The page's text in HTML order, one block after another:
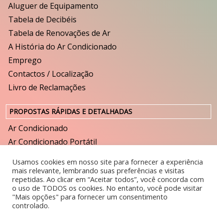
Aluguer de Equipamento
Tabela de Decibéis
Tabela de Renovações de Ar
A História do Ar Condicionado
Emprego
Contactos / Localização
Livro de Reclamações
PROPOSTAS RÁPIDAS E DETALHADAS
Ar Condicionado
Ar Condicionado Portátil
Humidificador
Purificador
Desumidificador
Cortina de Ar
Usamos cookies em nosso site para fornecer a experiência
mais relevante, lembrando suas preferências e visitas
repetidas. Ao clicar em “Aceitar todos”, você concorda com
o uso de TODOS os cookies. No entanto, você pode visitar
"Mais opções" para fornecer um consentimento
controlado.